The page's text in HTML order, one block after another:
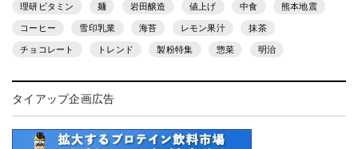
理研ビタミン 麺 岩田醸造 値上げ 中食 熊本地震
コーヒー 雪印乳業 海苔 レモン果汁 抹茶
チョコレート トレンド 製粉特集 惣菜 明治
タイアップ企画広告